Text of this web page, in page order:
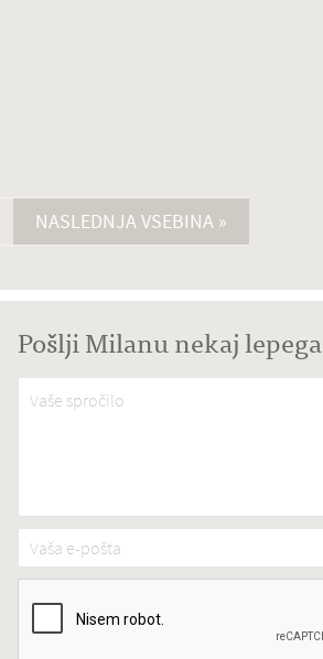
NASLEDNJA VSEBINA »
Pošlji Milanu nekaj lepega
Vaše spročilo*
Vaša e-pošta*